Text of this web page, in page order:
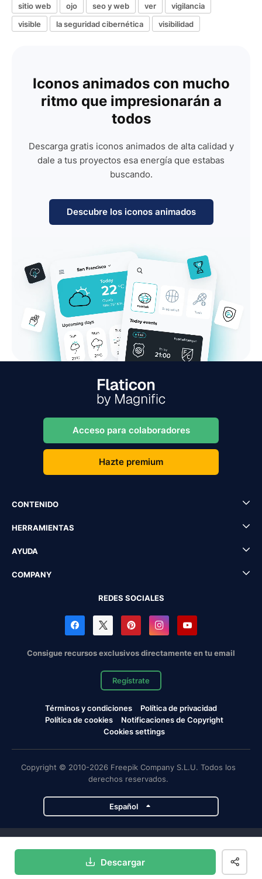
Descargar
sitio web ojo seo y web ver
vigilancia
visible
la seguridad cibernética visibilidad
Iconos animados con mucho
ritmo que impresionarán a
todos
Descarga gratis iconos animados de alta calidad y
dale a tus proyectos esa energía que estabas
buscando.
Descubre los iconos animados
Acceso para colaboradores
Hazte premium
CONTENIDO
HERRAMIENTAS
AYUDA
COMPANY
REDES SOCIALES
Consigue recursos exclusivos directamente en tu email
Regístrate
Términos y condiciones
Política de privacidad
Política de cookies
Notificaciones de Copyright
Cookies settings
Copyright © 2010-2026 Freepik Company S.L.U. Todos los
derechos reservados.
Español
Magnific Flaticon